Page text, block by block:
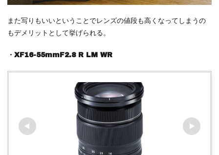
また写りもいいということでレンズの値段も高くなってしまうの
もデメリットとして挙げられる。
・XF16-55mmF2.8 R LM WR